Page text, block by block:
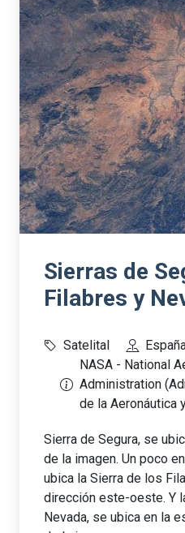
Sierras de
Filabres y
Satelital
NASA - National
Administration
de la Aeronáutica
Sierra de Segura, se
de la imagen. Un poco
ubica la Sierra de los
dirección este-oeste. Y
Nevada, se ubica en la